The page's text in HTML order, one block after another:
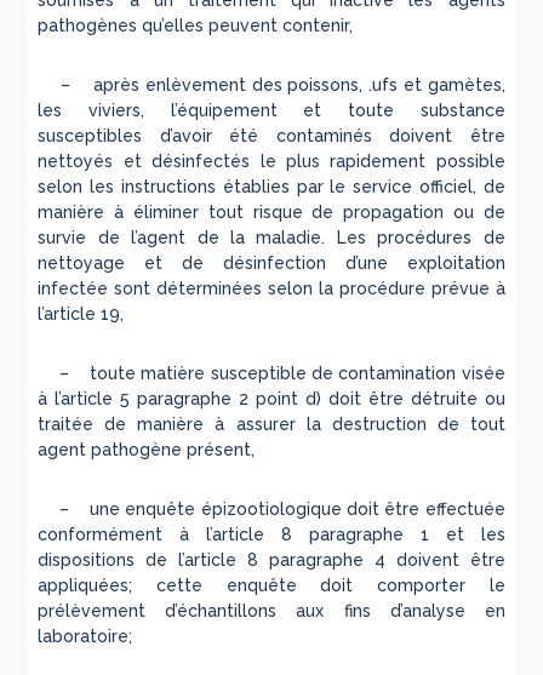
pathogènes qu’elles peuvent contenir,
– après enlèvement des poissons, .ufs et gamètes,
les viviers, l’équipement et toute substance
susceptibles d’avoir été contaminés doivent être
nettoyés et désinfectés le plus rapidement possible
selon les instructions établies par le service officiel, de
manière à éliminer tout risque de propagation ou de
survie de l’agent de la maladie. Les procédures de
nettoyage et de désinfection d’une exploitation
infectée sont déterminées selon la procédure prévue à
l’article 19,
– toute matière susceptible de contamination visée
à l’article 5 paragraphe 2 point d) doit être détruite ou
traitée de manière à assurer la destruction de tout
agent pathogène présent,
– une enquête épizootiologique doit être effectuée
conformément à l’article 8 paragraphe 1 et les
dispositions de l’article 8 paragraphe 4 doivent être
appliquées; cette enquête doit comporter le
prélèvement d’échantillons aux fins d’analyse en
laboratoire;